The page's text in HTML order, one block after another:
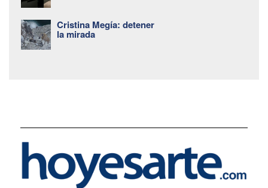
Cristina Megía: detener
la mirada